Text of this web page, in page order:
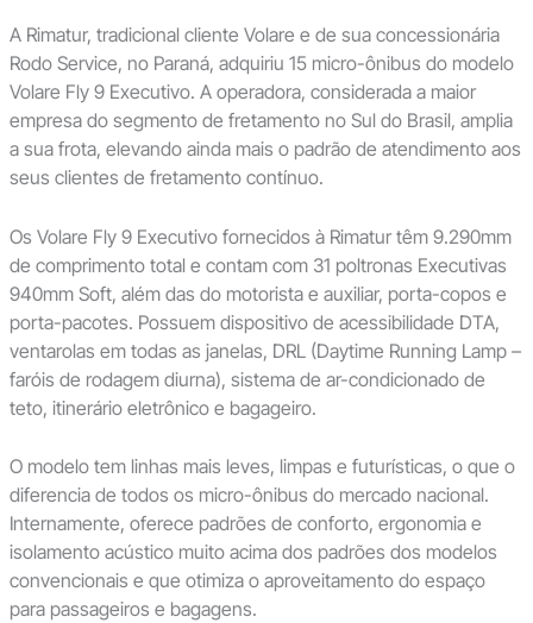
A Rimatur, tradicional cliente Volare e de sua concessionária
Rodo Service, no Paraná, adquiriu 15 micro-ônibus do modelo
Volare Fly 9 Executivo. A operadora, considerada a maior
empresa do segmento de fretamento no Sul do Brasil, amplia
a sua frota, elevando ainda mais o padrão de atendimento aos
seus clientes de fretamento contínuo.
Os Volare Fly 9 Executivo fornecidos à Rimatur têm 9.290mm
de comprimento total e contam com 31 poltronas Executivas
940mm Soft, além das do motorista e auxiliar, porta-copos e
porta-pacotes. Possuem dispositivo de acessibilidade DTA,
ventarolas em todas as janelas, DRL (Daytime Running Lamp –
faróis de rodagem diurna), sistema de ar-condicionado de
teto, itinerário eletrônico e bagageiro.
O modelo tem linhas mais leves, limpas e futurísticas, o que o
diferencia de todos os micro-ônibus do mercado nacional.
Internamente, oferece padrões de conforto, ergonomia e
isolamento acústico muito acima dos padrões dos modelos
convencionais e que otimiza o aproveitamento do espaço
para passageiros e bagagens.